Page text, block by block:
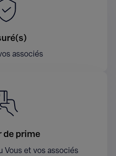
associés
de prime
Vous et vos associés